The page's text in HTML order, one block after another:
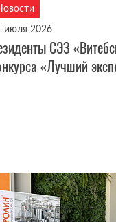
июля 2026
СЭЗ
«Лучший